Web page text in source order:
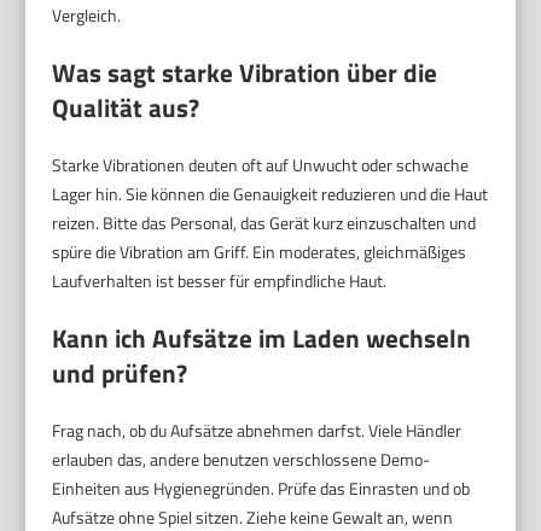
Vergleich.
Was sagt starke Vibration über die
Qualität aus?
Starke Vibrationen deuten oft auf Unwucht oder schwache
Lager hin. Sie können die Genauigkeit reduzieren und die Haut
reizen. Bitte das Personal, das Gerät kurz einzuschalten und
spüre die Vibration am Griff. Ein moderates, gleichmäßiges
Laufverhalten ist besser für empfindliche Haut.
Kann ich Aufsätze im Laden wechseln
und prüfen?
Frag nach, ob du Aufsätze abnehmen darfst. Viele Händler
erlauben das, andere benutzen verschlossene Demo-
Einheiten aus Hygienegründen. Prüfe das Einrasten und ob
Aufsätze ohne Spiel sitzen. Ziehe keine Gewalt an, wenn